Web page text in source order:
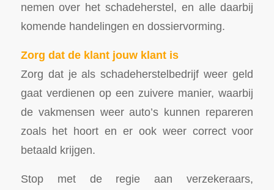
nemen over het schadeherstel, en alle daarbij
komende handelingen en dossiervorming.
Zorg dat de klant jouw klant is
Zorg dat je als schadeherstelbedrijf weer geld
gaat verdienen op een zuivere manier, waarbij
de vakmensen weer auto’s kunnen repareren
zoals het hoort en er ook weer correct voor
betaald krijgen.
Stop met de regie aan verzekeraars,